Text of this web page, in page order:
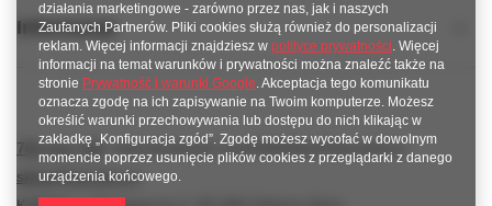
Informacje
789 221 795
www.facebook.com/KAROlineZielonaGora
sklep@karoline.pl
działania marketingowe - zarówno przez nas, jak i naszych
Zaufanych Partnerów. Pliki cookies służą również do personalizacji
reklam. Więcej informacji znajdziesz w polityce prywatności. Więcej
informacji na temat warunków i prywatności można znaleźć także na
stronie Prywatność i warunki Google. Akceptacja tego komunikatu
oznacza zgodę na ich zapisywanie na Twoim komputerze. Możesz
określić warunki przechowywania lub dostępu do nich klikając w
zakładkę „Konfiguracja zgód”. Zgodę możesz wycofać w dowolnym
momencie poprzez usunięcie plików cookies z przeglądarki z danego
urządzenia końcowego.